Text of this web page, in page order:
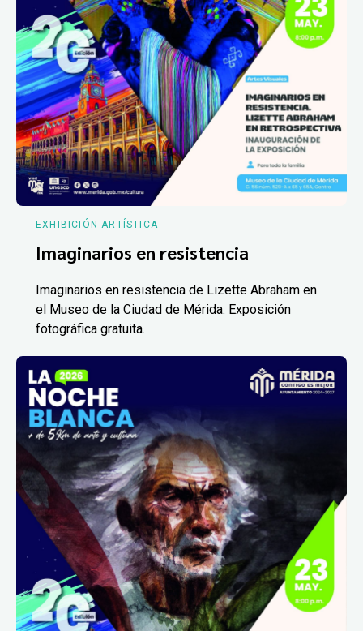
EXHIBICIÓN ARTÍSTICA
Imaginarios en resistencia
Imaginarios en resistencia de Lizette Abraham en
el Museo de la Ciudad de Mérida. Exposición
fotográfica gratuita.